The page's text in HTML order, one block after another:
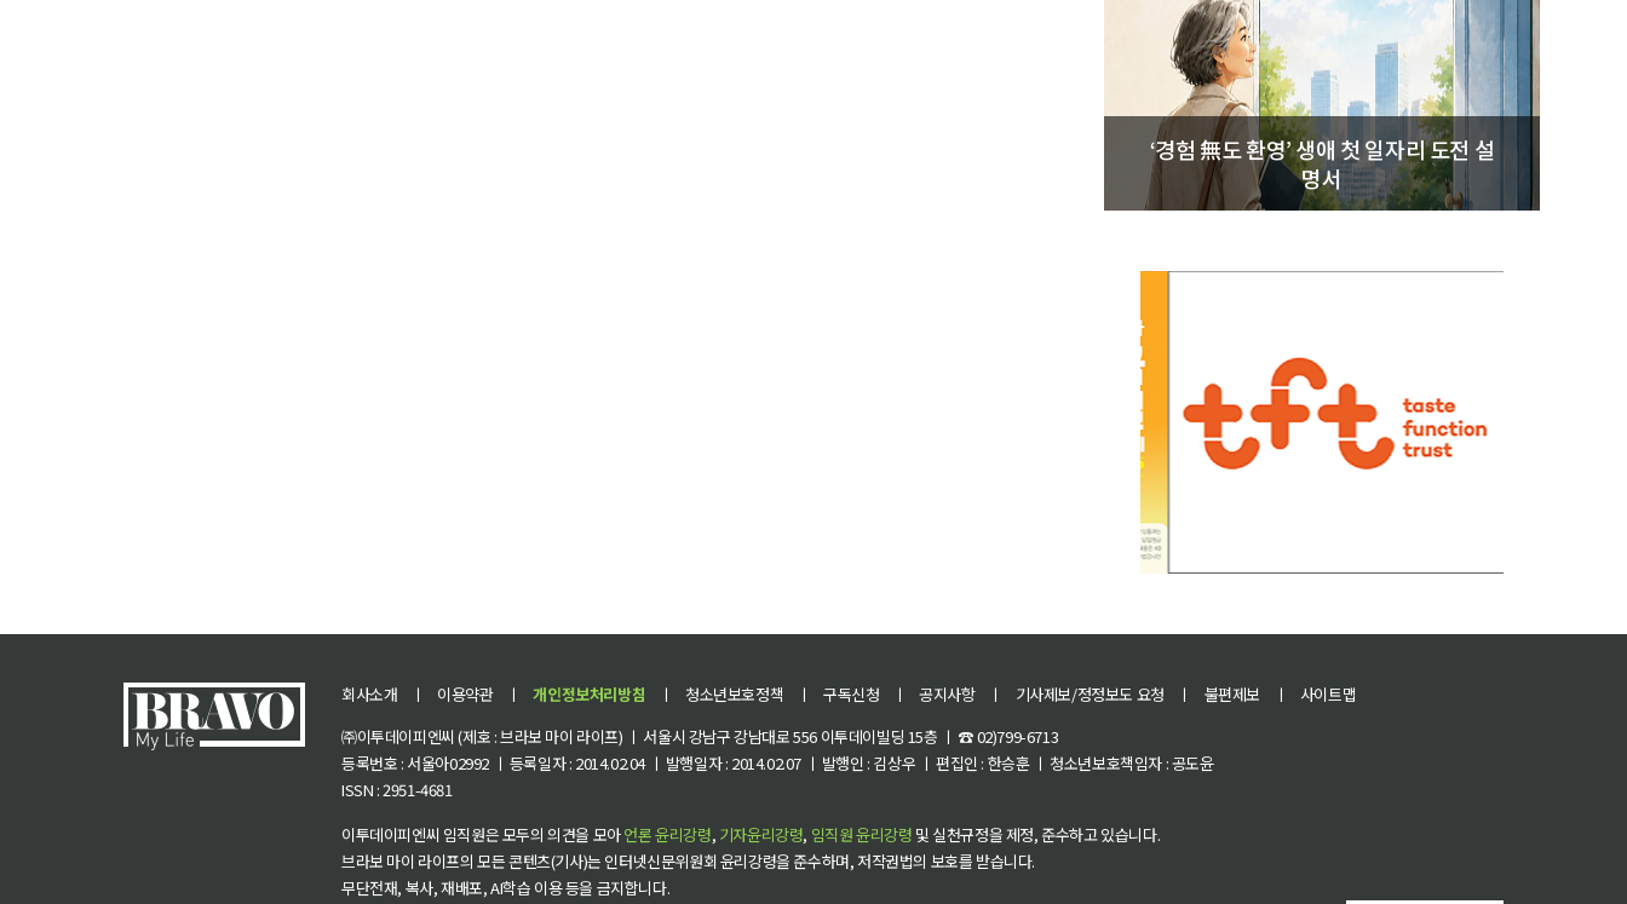
‘경험 無도 환영’ 생애 첫 일자리 도전 설
명서
회사소개 ㅣ 이용약관 ㅣ 개인정보처리방침 ㅣ 청소년보호정책 ㅣ 구독신청 ㅣ 공지사항 ㅣ 기사제보/정정보도 요청 ㅣ 불편제보 ㅣ
사이트맵
㈜이투데이피엔씨 (제호 : 브라보 마이 라이프) ㅣ 서울시 강남구 강남대로 556 이투데이빌딩 15층 ㅣ ☎ 02)799-6713
등록번호 : 서울아02992 ㅣ 등록일자 : 2014.02.04 ㅣ 발행일자 : 2014.02.07 ㅣ 발행인 : 김상우 ㅣ 편집인 : 한승훈 ㅣ 청소년보호책임자 : 공도윤
ISSN : 2951-4681
이투데이피엔씨 임직원은 모두의 의견을 모아언론 윤리강령, 기자윤리강령, 임직원 윤리강령 및 실천규정을 제정, 준수하고 있습니다.
브라보 마이 라이프의 모든 콘텐츠(기사)는 인터넷신문위원회 윤리강령을 준수하며, 저작권법의 보호를 받습니다.
무단전재, 복사, 재배포, AI학습 이용 등을 금지합니다.